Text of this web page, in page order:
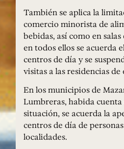
También se aplica la
comercio minorista de
bebidas, así como en
en todos ellos se acuerda
centros de día y se
visitas a las residencias de
En los municipios de
Lumbreras, habida
situación, se acuerda la
centros de día de
localidades.